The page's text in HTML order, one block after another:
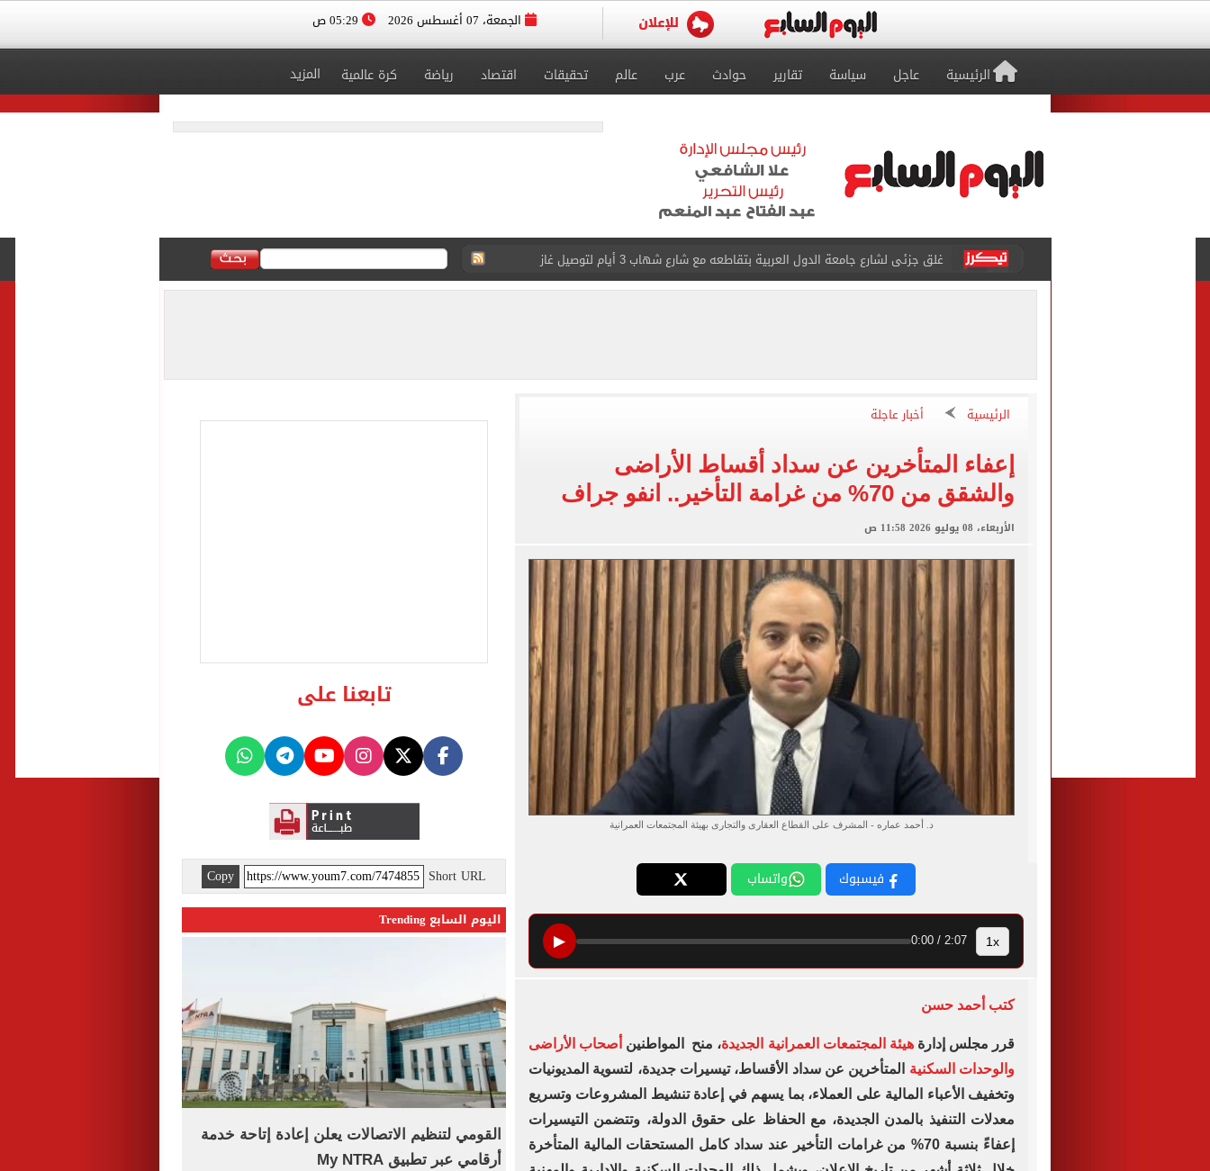
الجمعة، 07 أغسطس 2026
الرئيسية عاجل سياسة تقارير حوادث عرب عالم تحقيقات اقتصاد رياضة كرة عالمية المزيد
غلق جزئى لشارع جامعة الدول العربية بتقاطعه مع شارع شهاب 3 أيام لتوصيل غاز
عمرو دياب يدخل موسوعة جينيس بعد تصدره قائمة بيلبورد عربية لـ68 أسبوعا
إغلاق طريق مصر أسوان الزراعى الغربى كليا من المنيب للعياط.. اعرف التحويلات
صفقة محمد صلاح تتصدر عناوين الصحف التركية وقميصه يشعل الأسواق في طرابزون
محمود حميدة يحتفل بزفاف ابنته ويرقص معها في أجواء مليئة بالفرحة.. فيديو وصور
إخلاء سبيل سائق أوبر وفتاة واقعة التحرش المزيفة بكفالة مالية
الرئيسية أخبار عاجلة
إعفاء المتأخرين عن سداد أقساط الأراضى
والشقق من 70% من غرامة التأخير.. انفو جراف
الأربعاء، 08 يوليو 2026 11:58 ص
د. أحمد عماره - المشرف على القطاع العقارى والتجارى بهيئة المجتمعات العمرانية
فيسبوك واتساب
▶ 2:07 / 0:00 1x
كتب أحمد حسن
قرر مجلس إدارةهيئة المجتمعات العمرانية الجديدة، منح المواطنين أصحاب الأراضى
والوحدات السكنية المتأخرين عن سداد الأقساط، تيسيرات جديدة، لتسوية المديونيات
وتخفيف الأعباء المالية على العملاء، بما يسهم في إعادة تنشيط المشروعات وتسريع
معدلات التنفيذ بالمدن الجديدة، مع الحفاظ على حقوق الدولة، وتتضمن التيسيرات
إعفاءً بنسبة 70% من غرامات التأخير عند سداد كامل المستحقات المالية المتأخرة
تابعنا على
Short URL
Copy
اليوم السابع Trending
القومي لتنظيم الاتصالات يعلن إعادة إتاحة خدمة
أرقامي عبر تطبيق My NTRA